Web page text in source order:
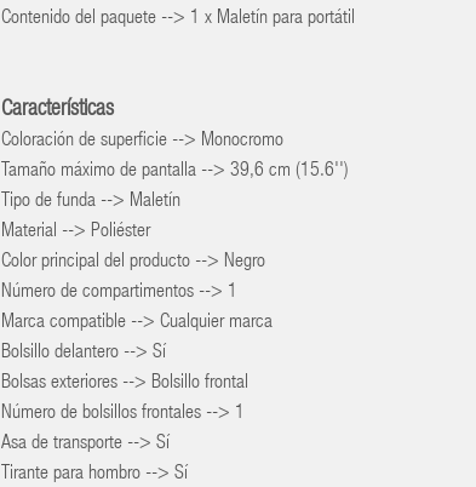
Contenido del paquete --> 1 x Maletín para portátil
Características
Coloración de superficie --> Monocromo
Tamaño máximo de pantalla --> 39,6 cm (15.6'')
Tipo de funda --> Maletín
Material --> Poliéster
Color principal del producto --> Negro
Número de compartimentos --> 1
Marca compatible --> Cualquier marca
Bolsillo delantero --> Sí
Bolsas exteriores --> Bolsillo frontal
Número de bolsillos frontales --> 1
Asa de transporte --> Sí
Tirante para hombro --> Sí